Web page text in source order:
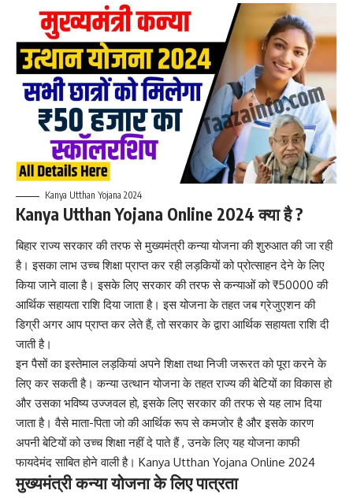
Kanya Utthan Yojana 2024
Kanya Utthan Yojana Online 2024 क्या है ?
बिहार राज्य सरकार की तरफ से मुख्यमंत्री कन्या योजना की शुरुआत की जा रही
है। इसका लाभ उच्च शिक्षा प्राप्त कर रही लड़कियों को प्रोत्साहन देने के लिए
किया जाने वाला है। इसके लिए सरकार की तरफ से कन्याओं को ₹50000 की
आर्थिक सहायता राशि दिया जाता है। इस योजना के तहत जब ग्रेजुएशन की
डिग्री अगर आप प्राप्त कर लेते हैं, तो सरकार के द्वारा आर्थिक सहायता राशि दी
जाती है।
इन पैसों का इस्तेमाल लड़कियां अपने शिक्षा तथा निजी जरूरत को पूरा करने के
लिए कर सकती है। कन्या उत्थान योजना के तहत राज्य की बेटियों का विकास हो
और उसका भविष्य उज्जवल हो, इसके लिए सरकार की तरफ से यह लाभ दिया
जाता है। वैसे माता-पिता जो की आर्थिक रूप से कमजोर है और इसके कारण
अपनी बेटियों को उच्च शिक्षा नहीं दे पाते हैं , उनके लिए यह योजना काफी
फायदेमंद साबित होने वाली है। Kanya Utthan Yojana Online 2024
मुख्यमंत्री कन्या योजना के लिए पात्रता